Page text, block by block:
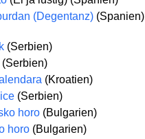
(Degentanz) (Spanien)
(Serbien)
(Serbien)
(Kroatien)
(Serbien)
horo (Bulgarien)
horo (Bulgarien)